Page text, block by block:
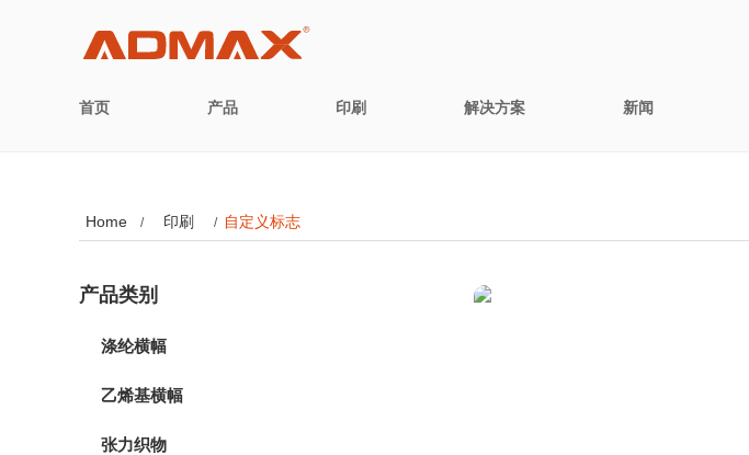
首页 产品 印刷 解决方案 新闻
Home / 印刷 / 自定义标志
产品类别
涤纶横幅
乙烯基横幅
张力织物